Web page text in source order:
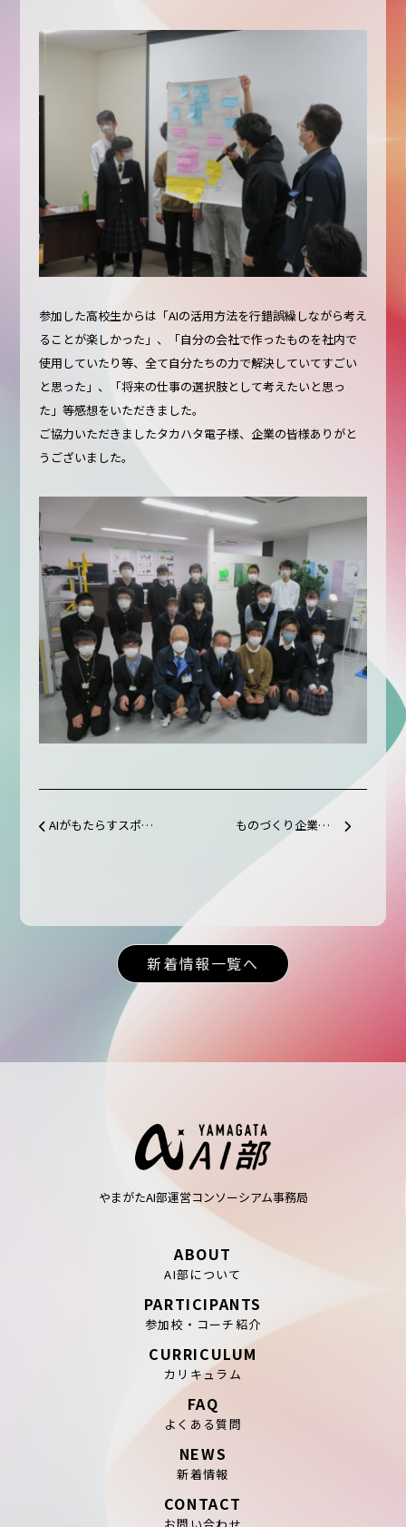
参加した高校生からは「AIの活用方法を行錯誤繰しながら考え
ることが楽しかった」、「自分の会社で作ったものを社内で
使用していたり等、全て自分たちの力で解決していてすごい
と思った」、「将来の仕事の選択肢として考えたいと思っ
た」等感想をいただきました。
ご協力いただきましたタカハタ電子様、企業の皆様ありがと
うございました。
AIがもたらすスポーツの変化 ものづくり企業訪問(庄内エリア）
新着情報一覧へ
やまがたAI部運営コンソーシアム事務局
ABOUT
AI部について
PARTICIPANTS
参加校・コーチ紹介
CURRICULUM
カリキュラム
FAQ
よくある質問
NEWS
新着情報
CONTACT